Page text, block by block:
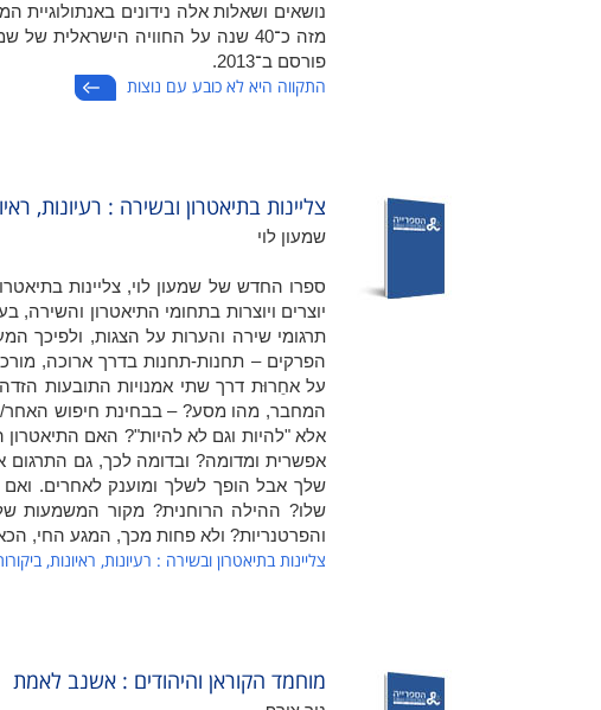
נושאים ושאלות אלה נידונים
מזה כ־40 שנה על החוויה
פורסם ב־2013.
התקווה היא לא כובע עם נוצות
צליינות בתיאטרון ובשירה : רעיונות,
שמעון לוי
ספרו החדש של שמעון לוי, צליינות
יוצרים ויוצרות בתחומי התיאטרון והשירה,
תרגומי שירה והערות על הצגות, ולפיכך
הפרקים – תחנות-תחנות בדרך ארוכה,
על אחֵרוּת דרך שתי אמנויות התובעות
המחבר, מהו מסע? – בבחינת חיפוש האחר/
אלא "להיות וגם לא להיות"? האם
אפשרית ומדומה? ובדומה לכך, גם
שלך אבל הופך לשלך ומוענק לאחרים.
שלו? ההילה הרוחנית? מקור המשמעות
והפרטנריות? ולא פחות מכך, המגע החי,
צליינות בתיאטרון ובשירה : רעיונות, ראיונות,
מוחמד הקוראן והיהודים : אשנב לאמת